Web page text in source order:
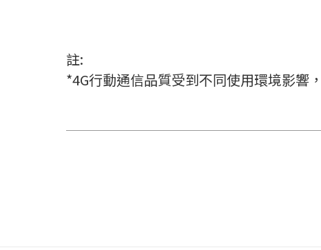
註:
*4G行動通信品質受到不同使用環境影響